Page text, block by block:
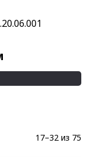
17–32 из 75